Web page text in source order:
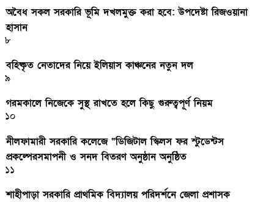
অবৈধ সকল সরকারি ভূমি দখলমুক্ত করা হবে: উপদেষ্টা রিজওয়ানা
হাসান
৮
বহিষ্কৃত নেতাদের নিয়ে ইলিয়াস কাঞ্চনের নতুন দল
৯
গরমকালে নিজেকে সুস্থ রাখতে হলে কিছু গুরুত্বপূর্ণ নিয়ম
১০
নীলফামারী সরকারি কলেজে “ডিজিটাল স্কিলস ফর স্টুডেন্টস
প্রকল্পেরসমাপনী ও সনদ বিতরণ অনুষ্ঠান অনুষ্ঠিত
১১
শাহীপাড়া সরকারি প্রাথমিক বিদ্যালয় পরিদর্শনে জেলা প্রশাসক